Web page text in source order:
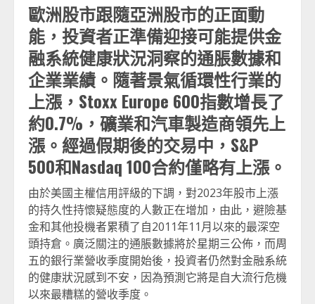
歐洲股市跟隨亞洲股市的正面動
能，投資者正準備迎接可能提供金
融系統健康狀況洞察的通脹數據和
企業業績。隨著景氣循環性行業的
上漲，Stoxx Europe 600指數增長了
約0.7%，礦業和汽車製造商領先上
漲。經過假期後的交易中，S&P
500和Nasdaq 100合約僅略有上漲。
由於美國主權信用評級的下調，對2023年股市上漲
的持久性持懷疑態度的人數正在增加，由此，避險基
金和其他投機者累積了自2011年11月以來的最深空
頭持倉。廣泛關注的通脹數據將於星期三公佈，而周
五的銀行業營收季度開始後，投資者仍然對金融系統
的健康狀況感到不安，因為預測它將是自大流行危機
以來最糟糕的營收季度。